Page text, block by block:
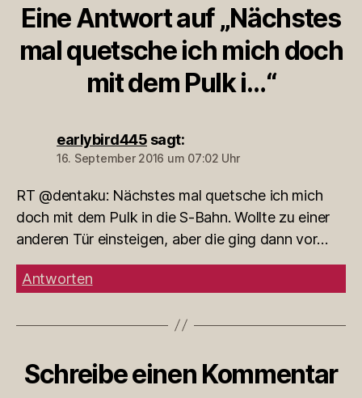
Eine Antwort auf „Nächstes
mal quetsche ich mich doch
mit dem Pulk i…“
earlybird445 sagt:
16. September 2016 um 07:02 Uhr
RT @dentaku: Nächstes mal quetsche ich mich
doch mit dem Pulk in die S-Bahn. Wollte zu einer
anderen Tür einsteigen, aber die ging dann vor…
Antworten
Schreibe einen Kommentar